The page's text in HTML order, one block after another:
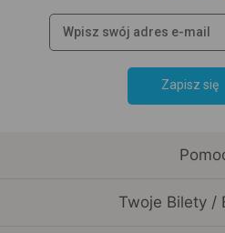
Zapisz się
Twoje Bilety /